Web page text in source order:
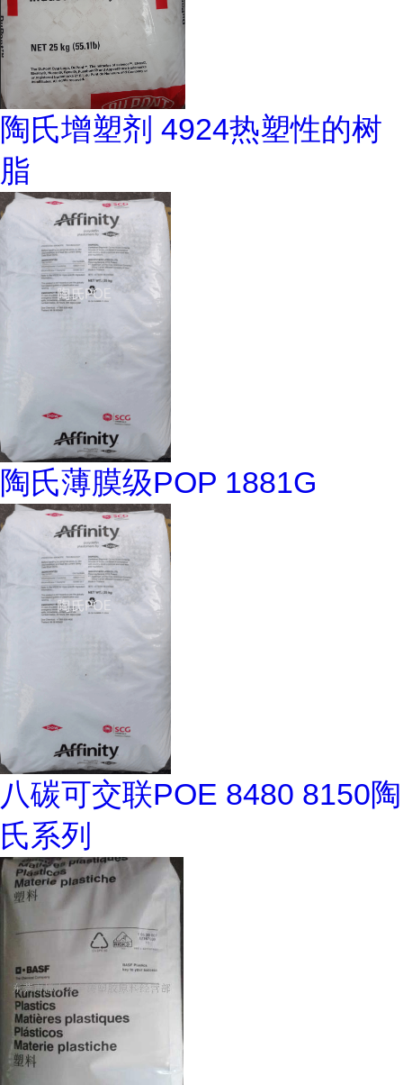
陶氏增塑剂 4924热塑性的树
脂
陶氏薄膜级POP 1881G
八碳可交联POE 8480 8150陶
氏系列